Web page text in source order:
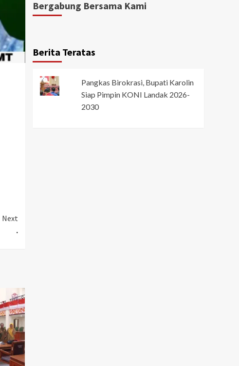
Next
.
Bergabung Bersama Kami
Berita Teratas
Pangkas Birokrasi, Bupati Karolin
Siap Pimpin KONI Landak 2026-
2030